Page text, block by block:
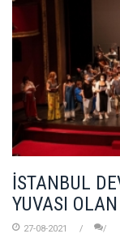
İSTANBUL
YUVASI
27-08-2021